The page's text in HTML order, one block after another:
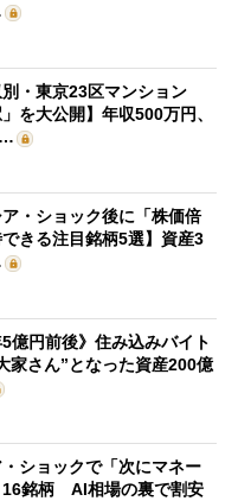
別・東京23区マンション
」を大公開】年収500万円、
…
ア・ショック後に「株価倍
きる注目銘柄5選】資産3
5億円前後》住み込みバイト
家さん”となった資産200億
ショックで「次にマネー
16銘柄 AI相場の裏で割安